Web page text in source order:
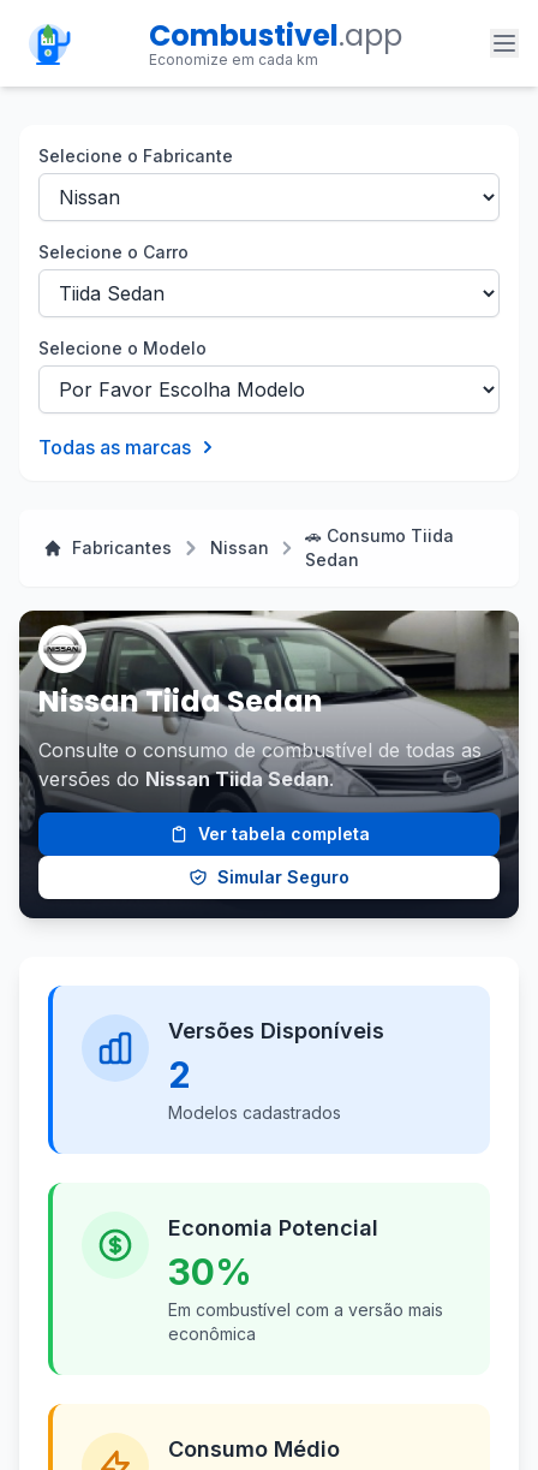
Combustivel.app
Economize em cada km
Selecione o Fabricante
Selecione o Carro
Selecione o Modelo
Todas as marcas
Fabricantes Nissan
🚗 Consumo Tiida
Sedan
Nissan Tiida Sedan
Consulte o consumo de combustível de todas as
versões do Nissan Tiida Sedan.
Ver tabela completa
Simular Seguro
Versões Disponíveis
2
Modelos cadastrados
Economia Potencial
30%
Em combustível com a versão mais
econômica
Consumo Médio